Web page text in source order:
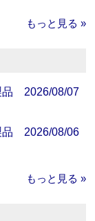
もっと見る »
品 2026/08/07
品 2026/08/06
もっと見る »